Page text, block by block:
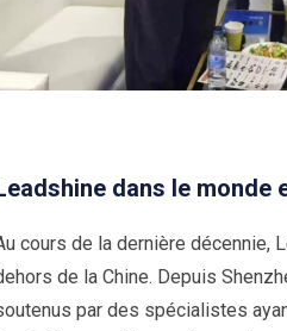
dans le monde
cours de la dernière décennie,
de la Chine. Depuis
par des spécialistes